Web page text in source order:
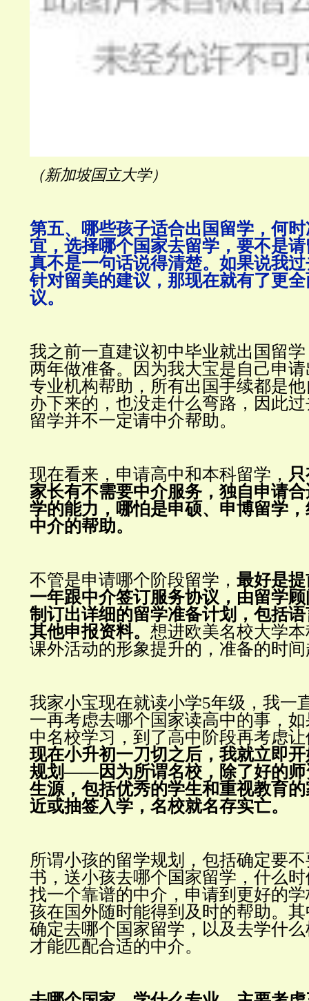
（新加坡国立大学）
第五、哪些孩子适合出国留学，何
宜，选择哪个国家去留学，要不是
真不是一句话说得清楚。 如果说我
针对留美的建议，那现在就有了更
议。
我之前一直建议初中毕业就出国留
两年做准备。
因为我大宝是自己申
专业机构帮助，所有出国手续都是
办下来的，也没走什么弯路，因此
留学并不一定请中介帮助。
现在看来，申请高中和本科留学，
家长有不需要中介服务，独自申请
学的能力， 哪怕是申硕、申博留学
中介的帮助。
不管是申请哪个阶段留学， 最好是
一年跟中介签订服务协议，由留学
制订出详细的留学准备计划，包括
其他申报资料。 想进欧美名校大学
课外活动的形象提升的，准备的时
我家小宝现在就读小学5年级，我一
一再考虑去哪个国家读高中的事，
中名校学习，到了高中阶段再考虑
现在小升初一刀切之后，我就立即
规划——因为所谓名校，除了好的师
生源，包括优秀的学生和重视教育
近或抽签入学，名校就名存实亡。
所谓小孩的留学规划，包括确定要
书，送小孩去哪个国家留学，什么
找一个靠谱的中介，申请到更好的
孩在国外随时能得到及时的帮助。
确定去哪个国家留学，以及去学什
才能匹配合适的中介。